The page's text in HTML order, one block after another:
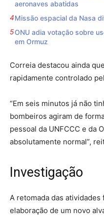
aeronaves abatidas
Missão espacial da Nasa
ONU adia votação sobre
em Ormuz
Correia destacou ainda
rapidamente controlado
“Em seis minutos já não
bombeiros agiram de
pessoal da UNFCCC e da
absolutamente normal”,
Investigação
A retomada das atividades
elaboração de um novo